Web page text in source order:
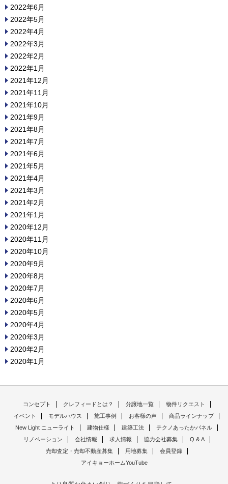
2022年6月
2022年5月
2022年4月
2022年3月
2022年2月
2022年1月
2021年12月
2021年11月
2021年10月
2021年9月
2021年8月
2021年7月
2021年6月
2021年5月
2021年4月
2021年3月
2021年2月
2021年1月
2020年12月
2020年11月
2020年10月
2020年9月
2020年8月
2020年7月
2020年6月
2020年5月
2020年4月
2020年3月
2020年2月
2020年1月
コンセプト クレフィードとは？ 分譲地一覧
物件リクエスト
イベント
モデルハウス 施工事例 お客様の声
商品ラインナップ
New Light ニューライト
建物仕様 建築工法
テクノあったかパネル
リノベーション
会社情報 求人情報 協力会社募集
Q & A
売却査定・売却不動産募集
用地募集
会員登録
アイキョーホームYouTube